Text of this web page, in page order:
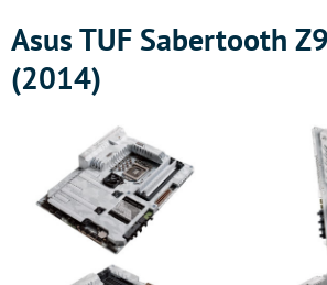
Asus TUF Sabertooth
(2014)